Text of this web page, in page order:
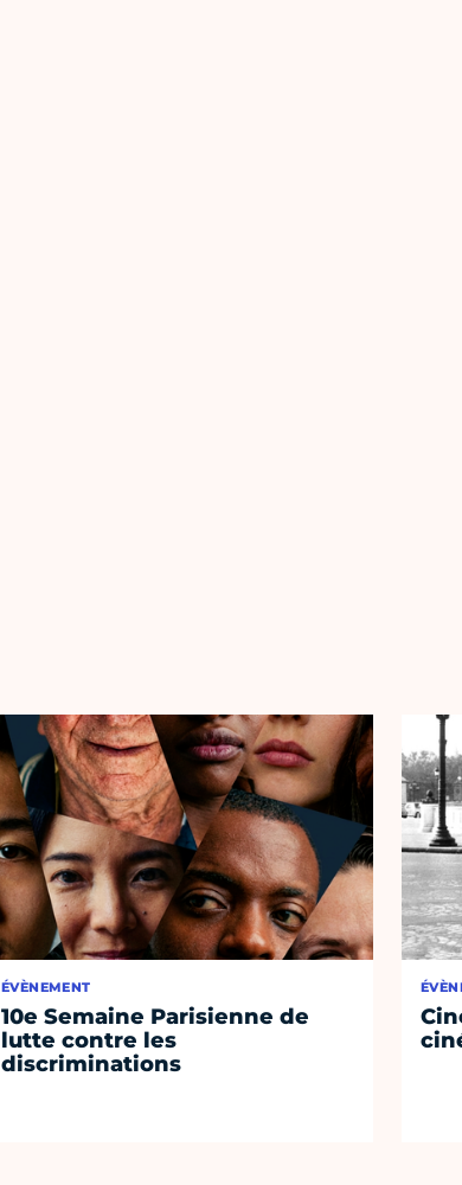
ÉVÈNEMENT
10e Semaine Parisienne de
lutte contre les
discriminations